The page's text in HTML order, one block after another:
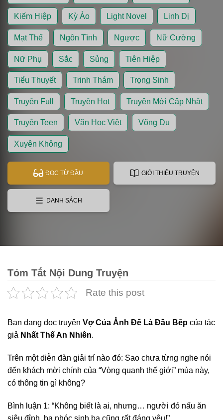
Kiếm Hiệp Kỳ Ảo Light Novel Linh Dị
Mạt Thế Ngôn Tình Ngược Nữ Cường
Nữ Phụ Sắc Sủng Tiên Hiệp
Tiểu Thuyết Trinh Thám Trọng Sinh
Truyện Full Truyện Hot Truyện Mới Cập Nhật
Truyện Teen Văn Học Việt Võng Du
Xuyên Không
ĐỌC TỪ ĐẦU GIỚI THIỆU TRUYỆN
DANH SÁCH
Tóm Tắt Nội Dung Truyện
Rate this post
Bạn đang đọc truyện Vợ Của Ảnh Đế Là Đầu Bếp của tác
giả Nhất Thế An Nhiên.
Trên một diễn đàn giải trí nào đó: Sao chưa từng nghe nói
đến khách mời chính của “Vòng quanh thế giới” mùa này,
có thông tin gì không?
Bình luận 1: “Không biết là ai, nhưng… người đó nấu ăn
siêu đỉnh, ba nhóc sinh ba cũng rất đáng yêu!”